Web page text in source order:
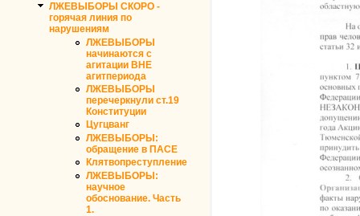
ЛЖЕВЫБОРЫ СКОРО -
горячая линия по
нарушениям
ЛЖЕВЫБОРЫ
начинаются с
агитации ВНЕ
агитпериода
ЛЖЕВЫБОРЫ
перечеркнули ст.19
Конституции
Цугцванг
ЛЖЕВЫБОРЫ:
обращение в ПАСЕ
Клятвопреступление
ЛЖЕВЫБОРЫ:
научное
обоснование. Часть
1.